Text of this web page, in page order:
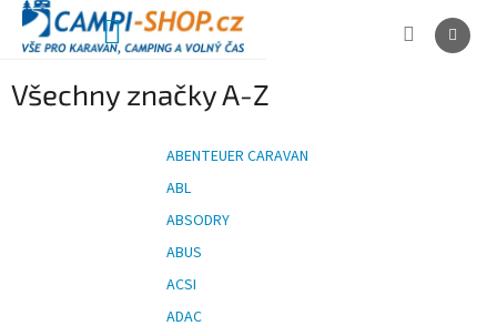
Přejít
obsah
NÁKUPNÍ
Všechny značky A-Z
ABENTEUER CARAVAN
ABL
ABSODRY
ABUS
ACSI
ADAC